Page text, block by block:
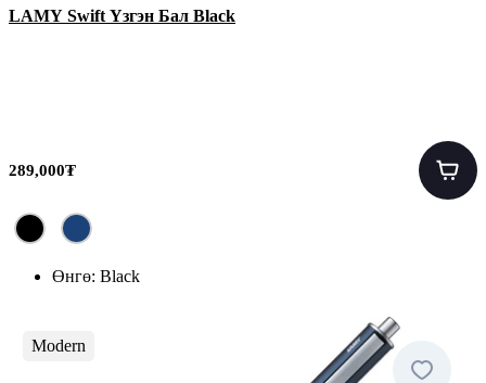
LAMY Swift Үзгэн Бал Black
289,000₮
Өнгө: Black
Modern